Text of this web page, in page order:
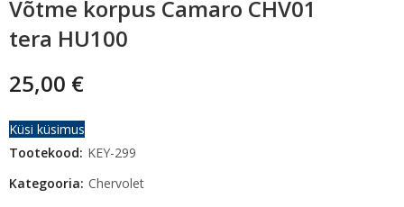
Võtme korpus Camaro CHV01
tera HU100
25,00 €
Küsi küsimus
Tootekood: KEY-299
Kategooria: Chervolet